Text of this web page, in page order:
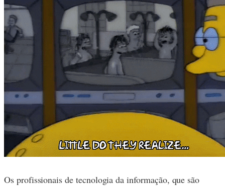
Os profissionais de tecnologia da informação, que são